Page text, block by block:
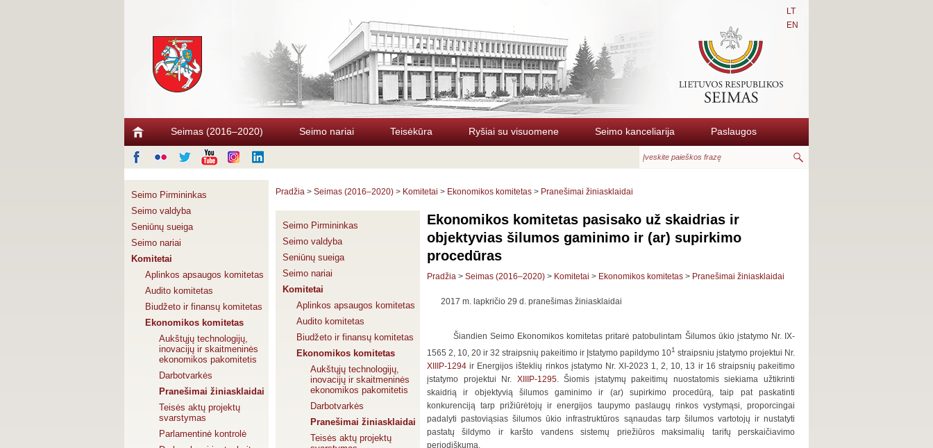
LT
EN
Seimas (2016–2020) Seimo nariai Teisėkūra Ryšiai su visuomene Seimo kanceliarija Paslaugos
Seimo Pirmininkas
Seimo valdyba
Seniūnų sueiga
Seimo nariai
Komitetai
Aplinkos apsaugos komitetas
Audito komitetas
Biudžeto ir finansų komitetas
Ekonomikos komitetas
Aukštųjų technologijų,
inovacijų ir skaitmeninės
ekonomikos pakomitetis
Darbotvarkės
Pranešimai žiniasklaidai
Teisės aktų projektų
svarstymas
Parlamentinė kontrolė
Pradžia > Seimas (2016–2020) > Komitetai > Ekonomikos komitetas > Pranešimai žiniasklaidai
Seimo Pirmininkas
Seimo valdyba
Seniūnų sueiga
Seimo nariai
Komitetai
Aplinkos apsaugos komitetas
Audito komitetas
Biudžeto ir finansų komitetas
Ekonomikos komitetas
Aukštųjų technologijų,
inovacijų ir skaitmeninės
ekonomikos pakomitetis
Darbotvarkės
Pranešimai žiniasklaidai
Teisės aktų projektų
Ekonomikos komitetas pasisako už skaidrias ir
objektyvias šilumos gaminimo ir (ar) supirkimo
procedūras
Pradžia > Seimas (2016–2020) > Komitetai > Ekonomikos komitetas > Pranešimai žiniasklaidai
2017 m. lapkričio 29 d. pranešimas žiniasklaidai
Šiandien Seimo Ekonomikos komitetas pritarė patobulintam Šilumos ūkio įstatymo Nr. IX-
1565 2, 10, 20 ir 32 straipsnių pakeitimo ir Įstatymo papildymo 101 straipsniu įstatymo projektui Nr.
XIIIP-1294 ir Energijos išteklių rinkos įstatymo Nr. XI-2023 1, 2, 10, 13 ir 16 straipsnių pakeitimo
įstatymo projektui Nr. XIIIP-1295. Šiomis įstatymų pakeitimų nuostatomis siekiama užtikrinti
skaidrią ir objektyvią šilumos gaminimo ir (ar) supirkimo procedūrą, taip pat paskatinti
konkurenciją tarp prižiūrėtojų ir energijos taupymo paslaugų rinkos vystymąsi, proporcingai
padalyti pastoviąsias šilumos ūkio infrastruktūros sąnaudas tarp šilumos vartotojų ir nustatyti
pastatų šildymo ir karšto vandens sistemų priežiūros maksimalių tarifų perskaičiavimo
periodiškumą.